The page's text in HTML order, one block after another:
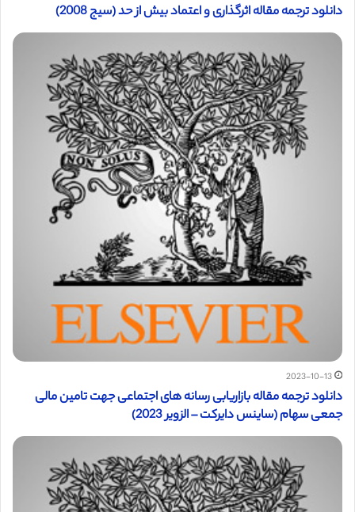
دانلود ترجمه مقاله اثرگذاری و اعتماد بیش از حد (سیج 2008)
2023-10-13
دانلود ترجمه مقاله بازاریابی رسانه های اجتماعی جهت تامین مالی
جمعی سهام (ساینس دایرکت – الزویر 2023)